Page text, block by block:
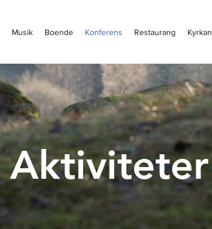
Musik Boende Konferens Restaurang Kyrkan
Aktiviteter